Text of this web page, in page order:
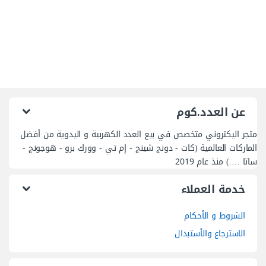
عن العدد.كوم
متجر اليكتروني متخصص في بيع العدد الكهربية و اليدوية من أفضل
الماركات العالمية (كات - دونج شينج - إم تي - وورك برو - هوجونج -
ساتا ….) منذ عام 2019
خدمة العملاء
الشروط و الأحكام
الاسترجاع والأستبدال